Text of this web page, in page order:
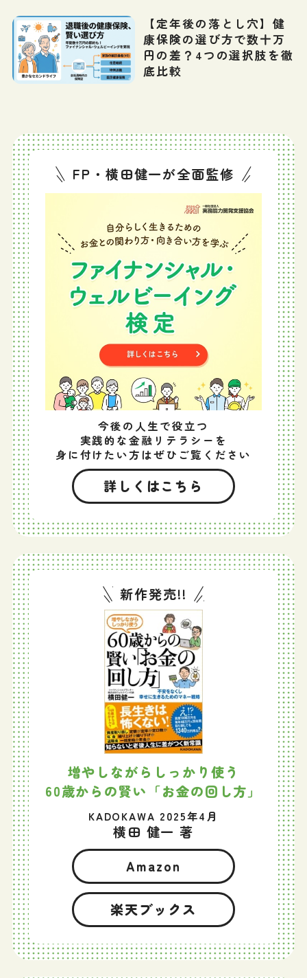
【定年後の落とし穴】健
康保険の選び方で数十万
円の差？4つの選択肢を徹
底比較
FP・横田健一が全面監修
今後の人生で役立つ
実践的な金融リテラシーを
身に付けたい方はぜひご覧ください
詳しくはこちら
新作発売!!
増やしながらしっかり使う
60歳からの賢い「お金の回し方」
KADOKAWA 2025年4月
横田 健一 著
Amazon
楽天ブックス